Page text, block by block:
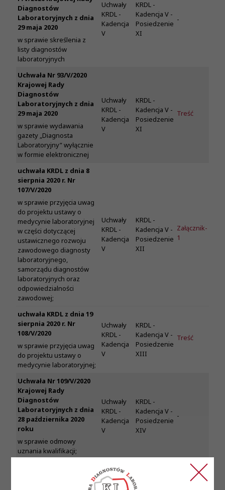
Diagnostów
Laboratoryjnych z dnia
29 maja 2020
w sprawie skreślenia z
listy diagnostów
laboratoryjnych
Uchwały
KRDL -
Kadencja
V
KRDL -
Kadencja V -
Posiedzenie
XI
-
Uchwała Nr 93/V/2020
Krajowej Rady
Diagnostów
Laboratoryjnych z dnia
29 maja 2020
w sprawie wydawania
gazety „Diagnosta
Laboratoryjny” wyłącznie
w formie elektronicznej
Uchwały
KRDL -
Kadencja
V
KRDL -
Kadencja V -
Posiedzenie
XI
Treść
uchwała KRDL z dnia 8
sierpnia 2020 r. Nr
107/V/2020
w sprawie przyjęcia uwag
do projektu ustawy o
medycynie laboratoryjnej
w części dotyczącej
ustawicznego rozwoju
zawodowego diagnosty
laboratoryjnego,
samorządu diagnostów
laboratoryjnych oraz
odpowiedzialności
zawodowej;
Uchwały
KRDL -
Kadencja
V
KRDL -
Kadencja V -
Posiedzenie
XII
Załącznik-
1
uchwała KRDL z dnia 19
sierpnia 2020 r. Nr
108/V/2020
w sprawie przyjęcia uwag
do projektu ustawy o
medycynie laboratoryjnej;
Uchwały
KRDL -
Kadencja
V
KRDL -
Kadencja V -
Posiedzenie
XIII
Treść
Uchwała Nr 109/V/2020
Krajowej Rady
Diagnostów
Laboratoryjnych z dnia
28 października 2020
roku
w sprawie odmowy
uznania kwalifikacji;
Uchwały
KRDL -
Kadencja
V
KRDL -
Kadencja V -
Posiedzenie
XIV
-
Uchwały KRDL -